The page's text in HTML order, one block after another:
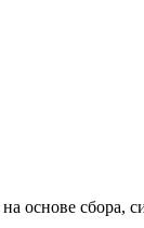
основе сбора,